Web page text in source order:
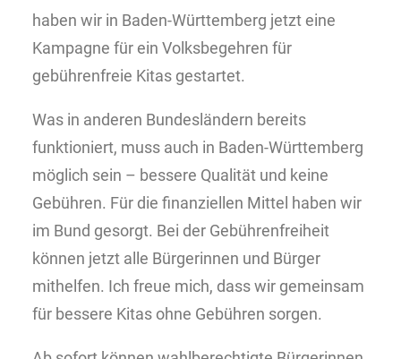
haben wir in Baden-Württemberg jetzt eine
Kampagne für ein Volksbegehren für
gebührenfreie Kitas gestartet.
Was in anderen Bundesländern bereits
funktioniert, muss auch in Baden-Württemberg
möglich sein – bessere Qualität und keine
Gebühren. Für die finanziellen Mittel haben wir
im Bund gesorgt. Bei der Gebührenfreiheit
können jetzt alle Bürgerinnen und Bürger
mithelfen. Ich freue mich, dass wir gemeinsam
für bessere Kitas ohne Gebühren sorgen.